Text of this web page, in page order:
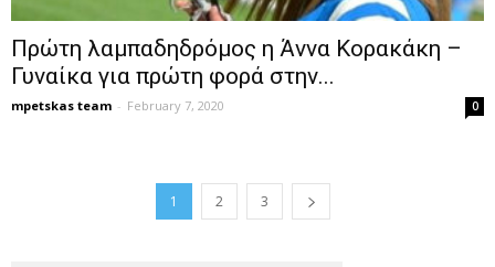
Πρώτη λαμπαδηδρόμος η Άννα Κορακάκη –
Γυναίκα για πρώτη φορά στην...
mpetskas team - February 7, 2020 0
1 2 3